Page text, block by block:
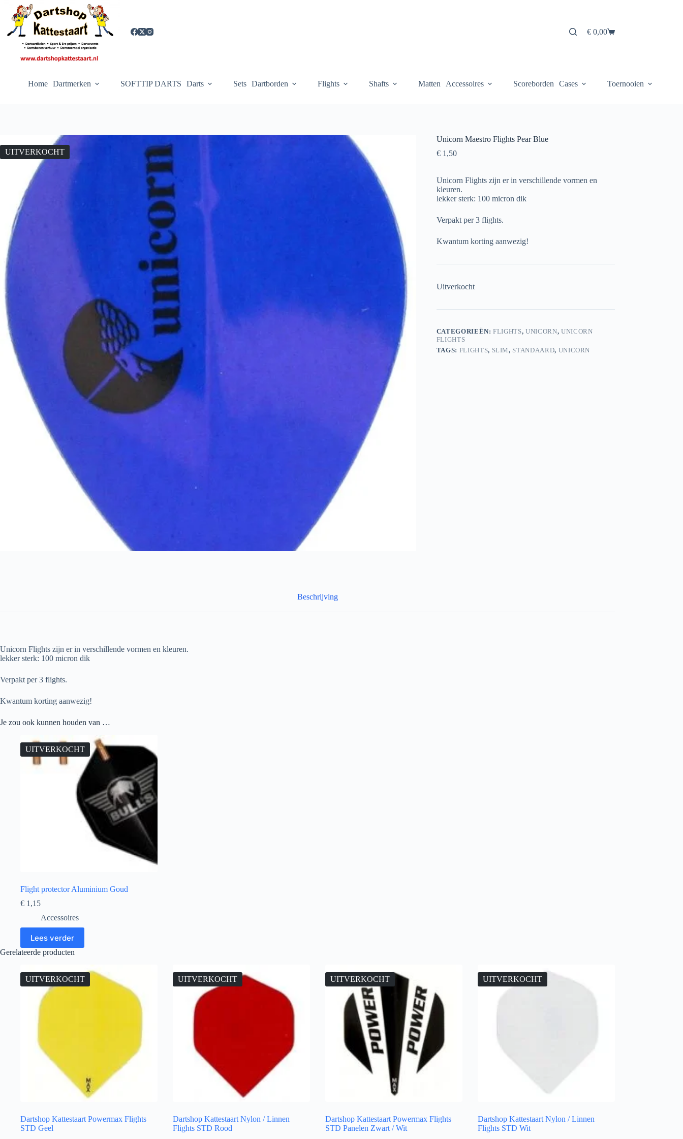
inhoud
Winkelwagen
€0,00
Home Dartmerken SOFTTIP DARTS Darts Sets Dartborden Flights Shafts Matten Accessoires Scoreborden Cases Toernooien
UITVERKOCHT
Unicorn Maestro Flights Pear Blue
€1,50
Unicorn Flights zijn er in verschillende vormen en
kleuren.
lekker sterk: 100 micron dik
Verpakt per 3 flights.
Kwantum korting aanwezig!
Uitverkocht
CATEGORIEËN:FLIGHTS,UNICORN, UNICORN
FLIGHTS
TAGS: FLIGHTS, SLIM, STANDAARD, UNICORN
Beschrijving
Unicorn Flights zijn er in verschillende vormen en kleuren.
lekker sterk: 100 micron dik
Verpakt per 3 flights.
Kwantum korting aanwezig!
Je zou ook kunnen houden van …
UITVERKOCHT
Flight protector Aluminium Goud
€ 1,15
Accessoires
Lees verder
Gerelateerde producten
UITVERKOCHT
Dartshop Kattestaart Powermax Flights
STD Geel
UITVERKOCHT
Dartshop Kattestaart Nylon / Linnen
Flights STD Rood
UITVERKOCHT
Dartshop Kattestaart Powermax Flights
STD Panelen Zwart / Wit
UITVERKOCHT
Dartshop Kattestaart Nylon / Linnen
Flights STD Wit